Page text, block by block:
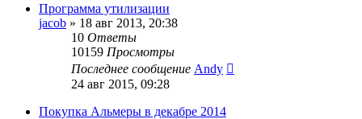
Программа утилизации
jacob » 18 авг 2013, 20:38
10 Ответы
10159 Просмотры
Последнее сообщение Andy
24 авг 2015, 09:28
Покупка Альмеры в декабре 2014